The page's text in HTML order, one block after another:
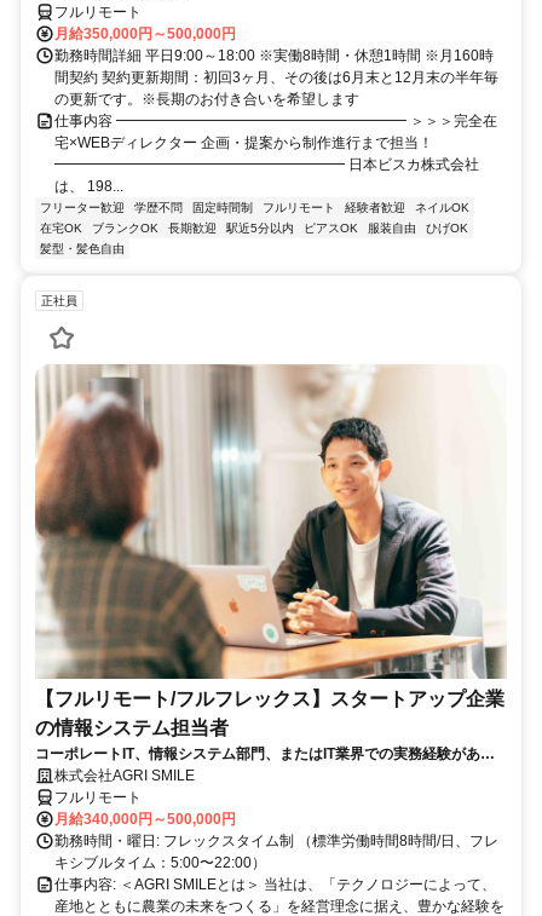
フルリモート
月給350,000円～500,000円
勤務時間詳細 平日9:00～18:00 ※実働8時間・休憩1時間 ※月160時
間契約 契約更新期間：初回3ヶ月、その後は6月末と12月末の半年毎
の更新です。※長期のお付き合いを希望します
仕事内容 ━━━━━━━━━━━━━━━━━━━━ ＞＞＞完全在
宅×WEBディレクター 企画・提案から制作進行まで担当！
━━━━━━━━━━━━━━━━━━━━ 日本ビスカ株式会社
は、 198...
フリーター歓迎 学歴不問 固定時間制 フルリモート 経験者歓迎
ネイルOK
在宅OK
ブランクOK 長期歓迎 駅近5分以内 ピアスOK 服装自由
ひげOK
髪型・髪色自由
正社員
【フルリモート/フルフレックス】スタートアップ企業
の情報システム担当者
コーポレートIT、情報システム部門、またはIT業界での実務経験がある
方、大歓迎！
株式会社AGRI SMILE
フルリモート
月給340,000円～500,000円
勤務時間・曜日: フレックスタイム制 （標準労働時間8時間/日、フレ
キシブルタイム：5:00〜22:00）
仕事内容: ＜AGRI SMILEとは＞ 当社は、「テクノロジーによって、
産地とともに農業の未来をつくる」を経営理念に据え、豊かな経験を